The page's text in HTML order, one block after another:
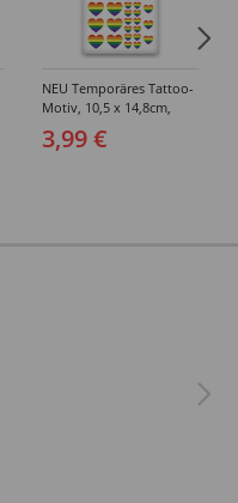
NEU Temporäres Tattoo-
Motiv, 10,5 x 14,8cm,
Basic Regenbogen
Herzen
3,99 €